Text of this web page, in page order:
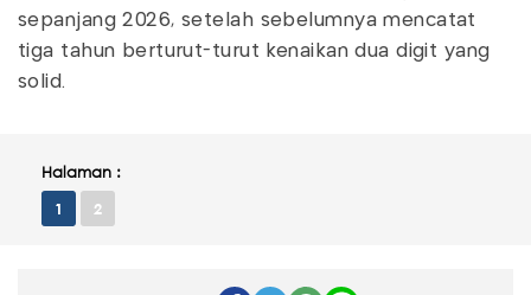
sepanjang 2026, setelah sebelumnya mencatat
tiga tahun berturut-turut kenaikan dua digit yang
solid.
Halaman :
1 2